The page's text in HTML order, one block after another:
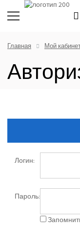
Главная Мой
ЛИЧНАЯ
КОРЗИНА
ИСТОРИЯ ЗАКАЗОВ
Логин:
Пароль: